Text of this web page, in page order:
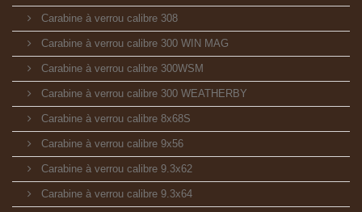
Carabine à verrou calibre 308
Carabine à verrou calibre 300 WIN MAG
Carabine à verrou calibre 300WSM
Carabine à verrou calibre 300 WEATHERBY
Carabine à verrou calibre 8x68S
Carabine à verrou calibre 9x56
Carabine à verrou calibre 9.3x62
Carabine à verrou calibre 9.3x64